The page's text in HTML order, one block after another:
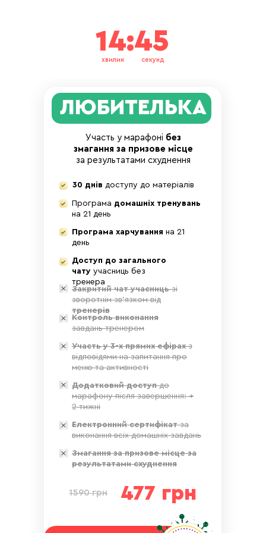
Тиждень 3
на вулиці або вдома
10 хв.
▪ Ранкова
ходою 15 хв та
вечірня прогулянка
▪ Вправа
на 20 хв.
Звіт дня:
калорійність
тренувань.
▪ готове меню на
день (сніданок, обід,
▪ варіанти води по
рівню PH та додаткові
День 13
раціону день 13.
Сб.
День 14
▪ Тренування + план
раціону день 14.
секунд
хвилин
14:43
Участь у марафоні без
змагання за призове місце
за результатами схуднення
1590 грн 477 грн
Програма домашніх тренувань
на 21 день
Програма харчування на 21
день
Доступ до загального
чату учасниць без
тренера
ЛЮБИТЕЛЬКА
Додатковий доступдо
марафону після завершення: +
2 тижні
Закритий чат учасницьзі
зворотнім зв'язком від
тренерів
Електронний сертифікатза
виконання всіх домашніх завдань
Змагання за призове місце за
результатами схуднення
30 днів доступу до матеріалів
Контроль виконання
завдань тренером
Участь у 3-х прямих ефірах з
відповідями на запитання про
меню та активності